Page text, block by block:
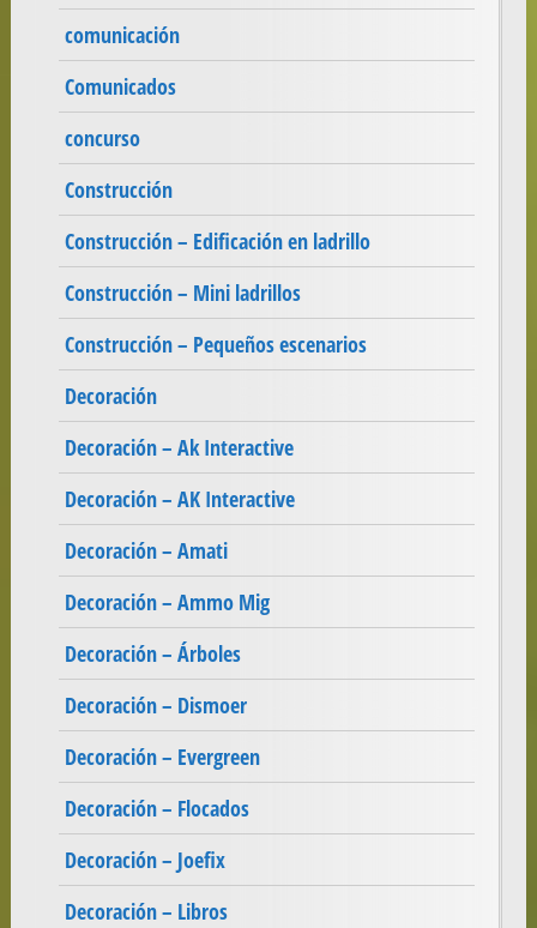
comunicación
Comunicados
concurso
Construcción
Construcción – Edificación en ladrillo
Construcción – Mini ladrillos
Construcción – Pequeños escenarios
Decoración
Decoración – Ak Interactive
Decoración – AK Interactive
Decoración – Amati
Decoración – Ammo Mig
Decoración – Árboles
Decoración – Dismoer
Decoración – Evergreen
Decoración – Flocados
Decoración – Joefix
Decoración – Libros